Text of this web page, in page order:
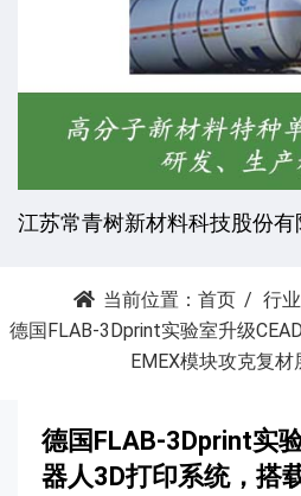
江苏常青树新材料科技股份有
当前位置： 首页 行
德国FLAB-3Dprint实验室升级
EMEX模块攻克复
德国FLAB-3Dprint实
器人3D打印系统，搭